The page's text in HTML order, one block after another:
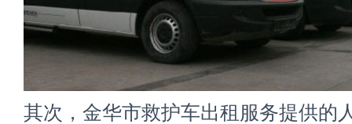
其次，金华市救护车出租服务提供的